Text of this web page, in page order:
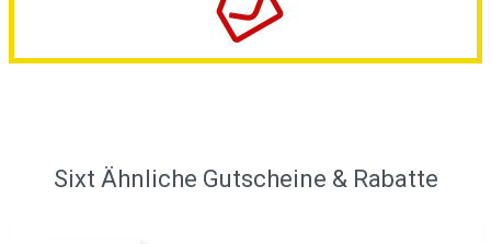
Sixt Ähnliche Gutscheine & Rabatte